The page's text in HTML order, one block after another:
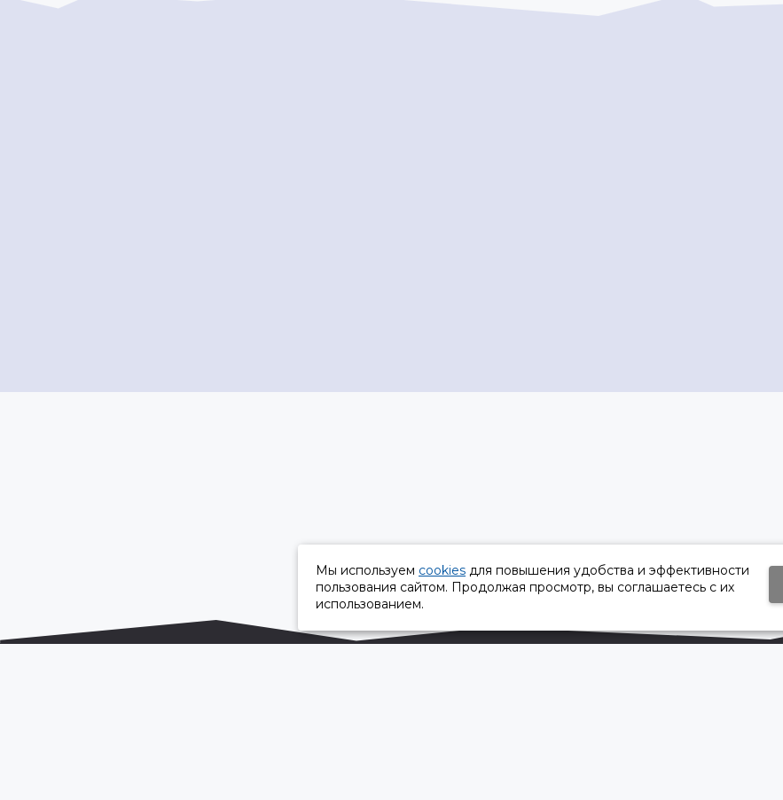
Мы используем cookies для повышения удобства и эффективности
пользования сайтом. Продолжая просмотр, вы соглашаетесь с их
использованием.